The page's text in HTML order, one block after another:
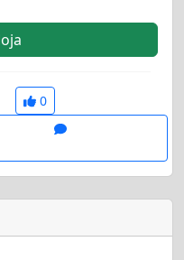
0